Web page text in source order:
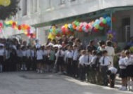
РАДИОӢ